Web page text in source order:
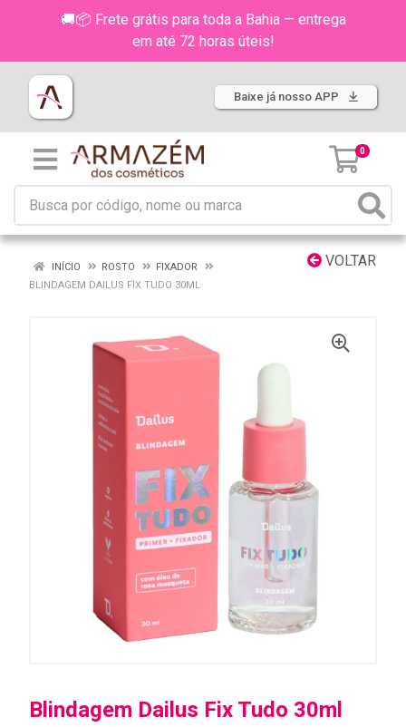
🚚📦 Frete grátis para toda a Bahia — entrega
em até 72 horas úteis!
Baixe já nosso APP
0
VOLTAR
INÍCIO ROSTO
FIXADOR
BLINDAGEM DAILUS FIX TUDO 30ML
Blindagem Dailus Fix Tudo 30ml